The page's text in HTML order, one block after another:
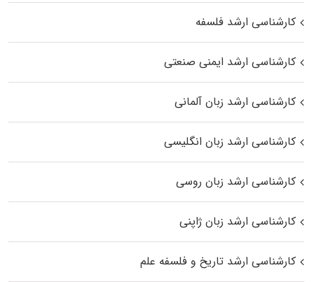
کارشناسی ارشد فلسفه
کارشناسی ارشد ایمنی صنعتی
کارشناسی ارشد زبان آلمانی
کارشناسی ارشد زبان انگلیسی
کارشناسی ارشد زبان روسی
کارشناسی ارشد زبان ژاپنی
کارشناسی ارشد تاریخ و فلسفه علم